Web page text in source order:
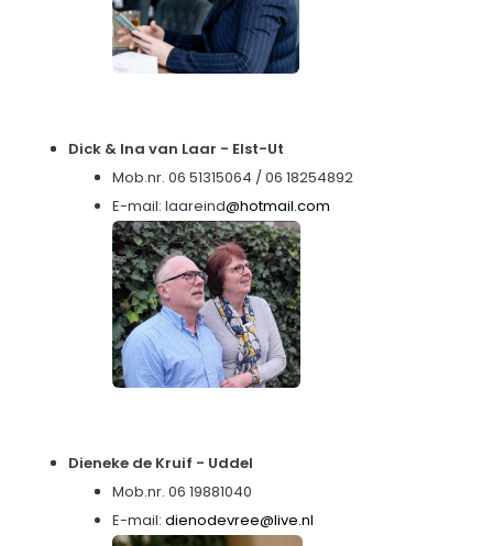
Dick & Ina van Laar - Elst-Ut
Mob.nr. 06 51315064 / 06 18254892
E-mail: laareind@hotmail.com
Dieneke de Kruif - Uddel
Mob.nr. 06 19881040
E-mail:dienodevree@live.nl